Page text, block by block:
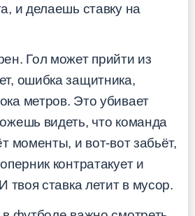
и делаешь ставку на
Гол может прийти из
ошибка защитника,
метров. Это убивает
видеть, что команда
моменты, и вот-вот забьёт,
контратакует и
твоя ставка летит в мусор.